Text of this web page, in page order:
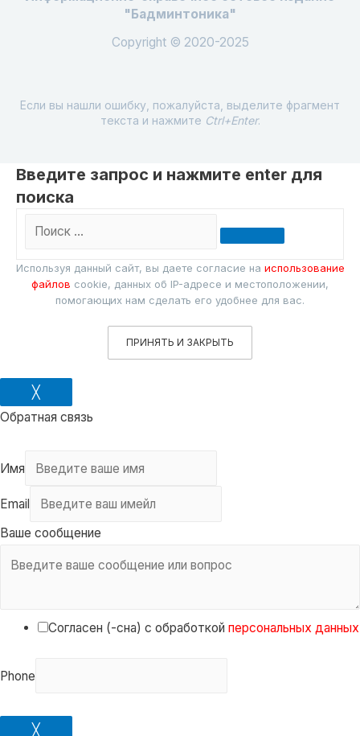
"Бадминтоника"
Copyright © 2020-2025
Если вы нашли ошибку, пожалуйста, выделите фрагмент
текста и нажмите Ctrl+Enter.
Введите запрос и нажмите enter для
поиска
Поиск
Используя данный сайт, вы даете согласие на использование
файлов cookie, данных об IP-адресе и местоположении,
помогающих нам сделать его удобнее для вас.
ПРИНЯТЬ И ЗАКРЫТЬ
╳
Обратная связь
Имя
Email
Ваше сообщение
Согласен (-сна) с обработкой персональных данных
Phone
╳